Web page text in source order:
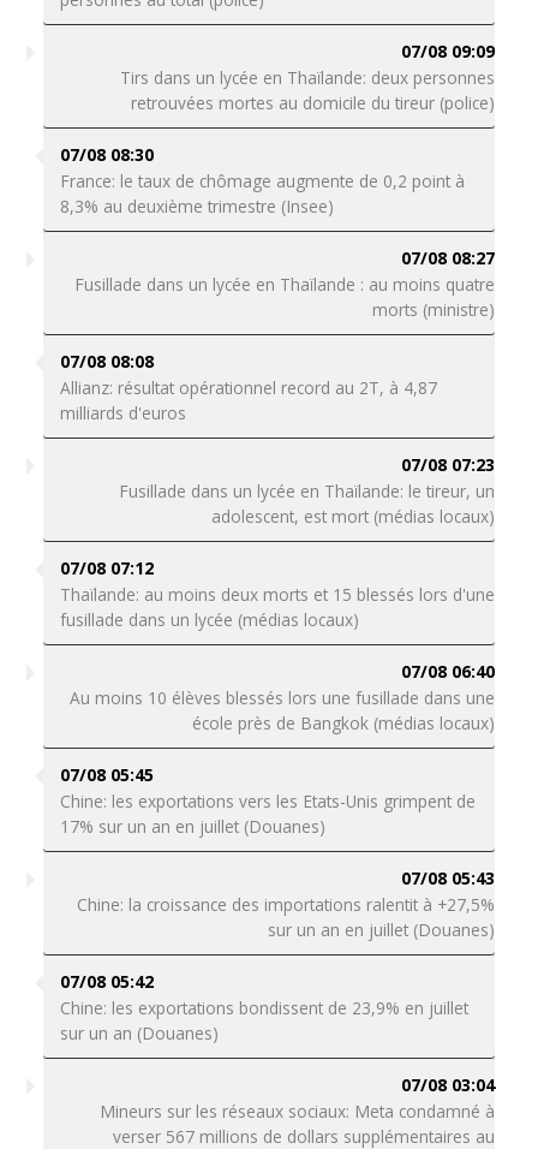
07/08 09:09
Tirs dans un lycée en Thaïlande: deux personnes
retrouvées mortes au domicile du tireur (police)
07/08 08:30
France: le taux de chômage augmente de 0,2 point à
8,3% au deuxième trimestre (Insee)
07/08 08:27
Fusillade dans un lycée en Thaïlande : au moins quatre
morts (ministre)
07/08 08:08
Allianz: résultat opérationnel record au 2T, à 4,87
milliards d'euros
07/08 07:23
Fusillade dans un lycée en Thaïlande: le tireur, un
adolescent, est mort (médias locaux)
07/08 07:12
Thaïlande: au moins deux morts et 15 blessés lors d'une
fusillade dans un lycée (médias locaux)
07/08 06:40
Au moins 10 élèves blessés lors une fusillade dans une
école près de Bangkok (médias locaux)
07/08 05:45
Chine: les exportations vers les Etats-Unis grimpent de
17% sur un an en juillet (Douanes)
07/08 05:43
Chine: la croissance des importations ralentit à +27,5%
sur un an en juillet (Douanes)
07/08 05:42
Chine: les exportations bondissent de 23,9% en juillet
sur un an (Douanes)
07/08 03:04
Mineurs sur les réseaux sociaux: Meta condamné à
verser 567 millions de dollars supplémentaires au